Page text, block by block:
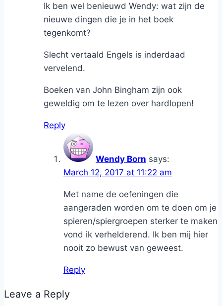
Ik ben wel benieuwd Wendy: wat zijn de
nieuwe dingen die je in het boek
tegenkomt?
Slecht vertaald Engels is inderdaad
vervelend.
Boeken van John Bingham zijn ook
geweldig om te lezen over hardlopen!
Reply
Wendy Born says:
March 12, 2017 at 11:22 am
Met name de oefeningen die
aangeraden worden om te doen om je
spieren/spiergroepen sterker te maken
vond ik verhelderend. Ik ben mij hier
nooit zo bewust van geweest.
Reply
Leave a Reply